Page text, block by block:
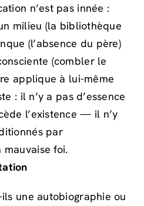
n’est pas innée :
milieu (la bibliothèque
(l’absence du père)
(combler le
applique à lui-même
: il n’y a pas d’essence
l’existence — il n’y
par
mauvaise foi.
une autobiographie ou